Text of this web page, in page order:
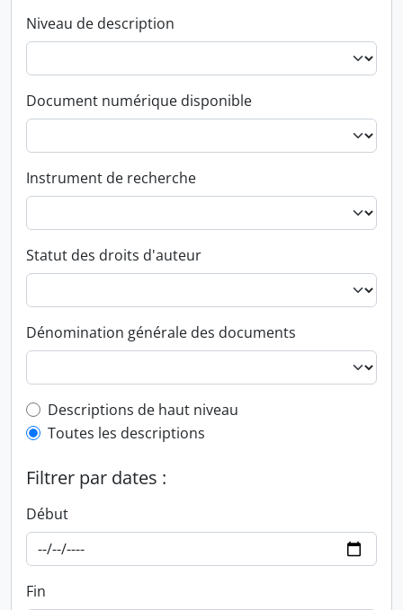
Niveau de description
Document numérique disponible
Instrument de recherche
Statut des droits d'auteur
Dénomination générale des documents
Top-level description filter
Descriptions de haut niveau
Toutes les descriptions
Filtrer par dates :
Début
Fin